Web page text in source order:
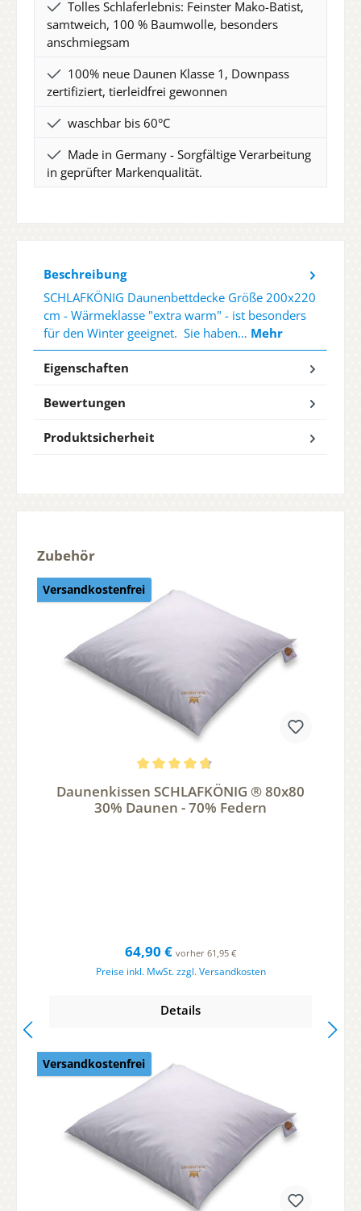
Tolles Schlaferlebnis: Feinster Mako-Batist,
samtweich, 100 % Baumwolle, besonders
anschmiegsam
100% neue Daunen Klasse 1, Downpass
zertifiziert, tierleidfrei gewonnen
waschbar bis 60°C
Made in Germany - Sorgfältige Verarbeitung
in geprüfter Markenqualität.
Beschreibung
SCHLAFKÖNIG Daunenbettdecke Größe 200x220
cm - Wärmeklasse "extra warm" - ist besonders
für den Winter geeignet. Sie haben… Mehr
Eigenschaften
Bewertungen
Produktsicherheit
Produktgalerie überspringen
Zubehör
Versandkostenfrei
Durchschnittliche Bewertung von 4.63 von 5 Sternen
Daunenkissen SCHLAFKÖNIG ® 80x80
30% Daunen - 70% Federn
Regulärer Preis:
64,90 € vorher 61,95 €
Preise inkl. MwSt. zzgl. Versandkosten
Details
Versandkostenfrei